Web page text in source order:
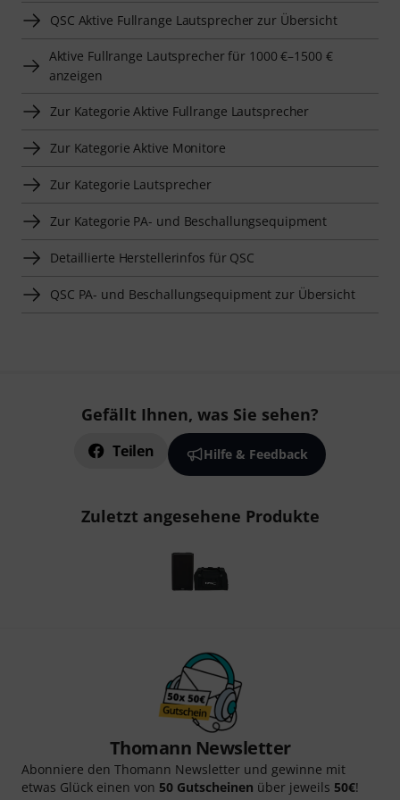
QSC Aktive Fullrange Lautsprecher zur Übersicht
Aktive Fullrange Lautsprecher für 1000 €–1500 €
anzeigen
Zur Kategorie Aktive Fullrange Lautsprecher
Zur Kategorie Aktive Monitore
Zur Kategorie Lautsprecher
Zur Kategorie PA- und Beschallungsequipment
Detaillierte Herstellerinfos für QSC
QSC PA- und Beschallungsequipment zur Übersicht
Gefällt Ihnen, was Sie sehen?
Teilen Hilfe & Feedback
Zuletzt angesehene Produkte
Thomann Newsletter
Abonniere den Thomann Newsletter und gewinne mit
etwas Glück einen von 50 Gutscheinen über jeweils 50€!